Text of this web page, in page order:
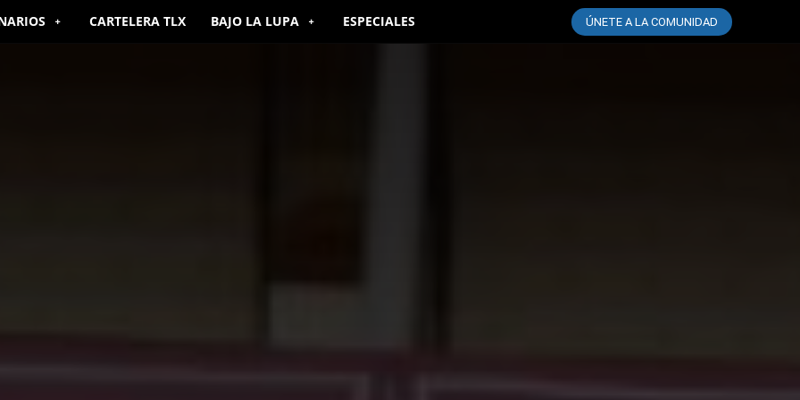
CARTELERA TLX BAJO LA LUPA ESPECIALES ÚNETE A LA COMUNIDAD